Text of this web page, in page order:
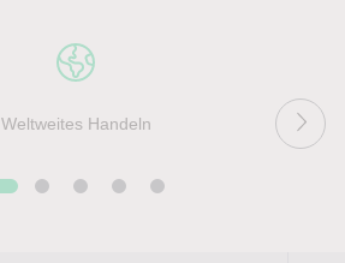
Weltweites Handeln